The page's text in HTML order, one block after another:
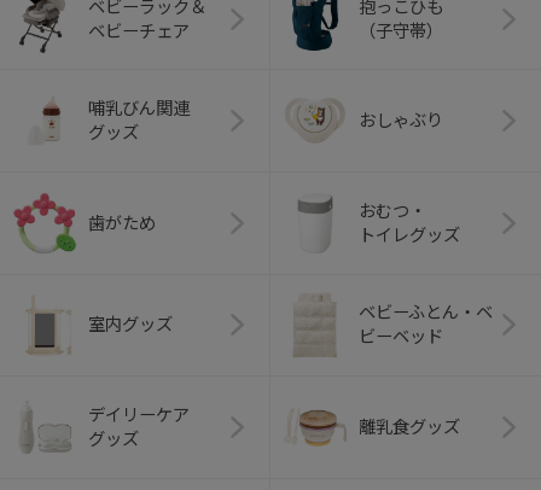
ベビーラック＆
ベビーチェア
抱っこひも
（子守帯）
哺乳びん関連
グッズ
おしゃぶり
歯がため
おむつ・
トイレグッズ
室内グッズ
ベビーふとん・ベ
ビーベッド
デイリーケア
グッズ
離乳食グッズ